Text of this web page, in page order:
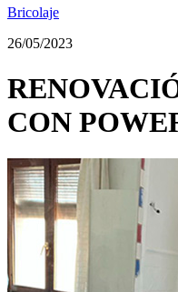
Bricolaje
26/05/2023
CON